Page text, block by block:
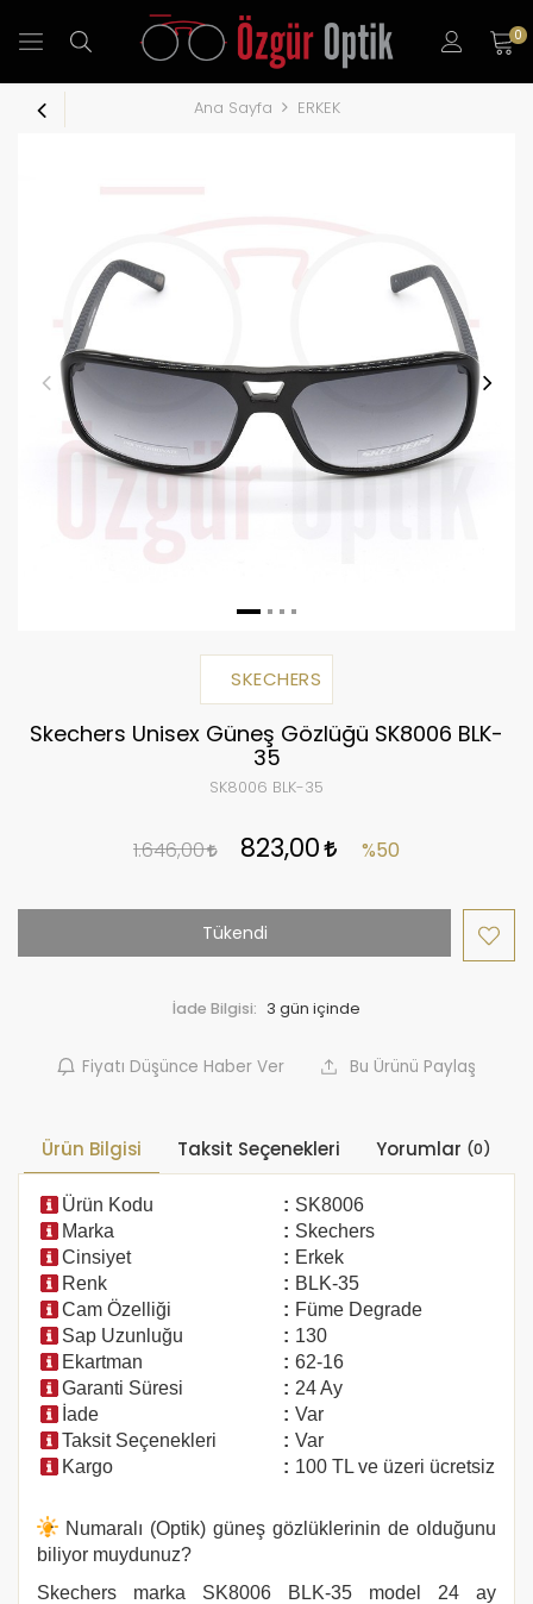
0
Ana Sayfa ERKEK
SKECHERS
Skechers Unisex Güneş Gözlüğü SK8006 BLK-
35
SK8006 BLK-35
1.646,00 823,00 %50
Tükendi
İade Bilgisi:
Fiyatı Düşünce Haber Ver Bu Ürünü Paylaş
Ürün Bilgisi Taksit Seçenekleri Yorumlar (0)
Ürün Kodu : SK8006
Marka
: Skechers
Cinsiyet
: Erkek
Renk
: BLK-35
Cam Özelliği
: Füme Degrade
Sap Uzunluğu
: 130
Ekartman
: 62-16
Garanti Süresi
: 24 Ay
İade
: Var
Taksit Seçenekleri
: Var
Kargo
: 100 TL ve üzeri ücretsiz
Numaralı (Optik) güneş gözlüklerinin de olduğunu
biliyor muydunuz?
Skechers marka SK8006 BLK-35 model 24 ay